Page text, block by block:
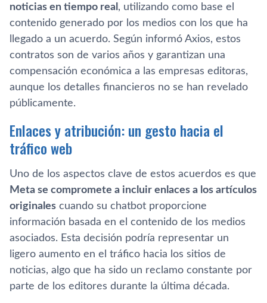
noticias en tiempo real , utilizando como base el
contenido generado por los medios con los que ha
llegado a un acuerdo. Según informó Axios, estos
contratos son de varios años y garantizan una
compensación económica a las empresas editoras,
aunque los detalles financieros no se han revelado
públicamente.
Enlaces y atribución: un gesto hacia el
tráfico web
Uno de los aspectos clave de estos acuerdos es que
Meta se compromete a incluir enlaces a los artículos
originales cuando su chatbot proporcione
información basada en el contenido de los medios
asociados. Esta decisión podría representar un
ligero aumento en el tráfico hacia los sitios de
noticias, algo que ha sido un reclamo constante por
parte de los editores durante la última década.